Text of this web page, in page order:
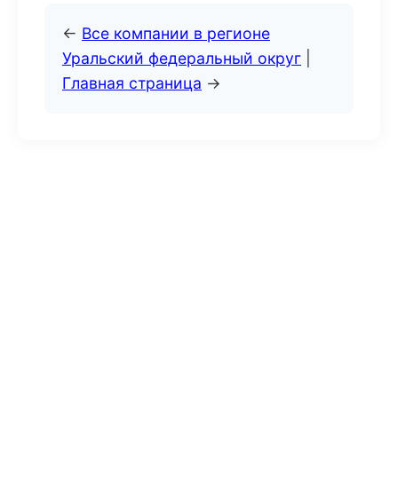
← Все компании в регионе
Уральский федеральный округ
Главная страница →